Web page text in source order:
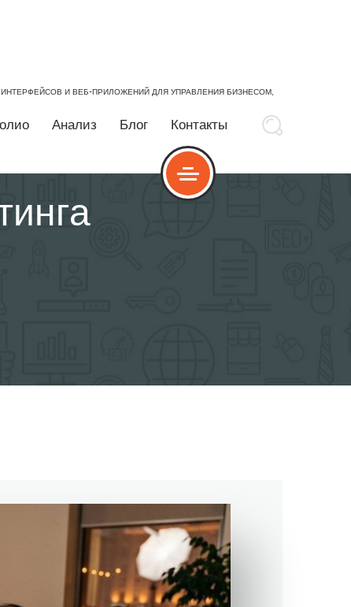
И ВЕБ-ПРИЛОЖЕНИЙ ДЛЯ УПРАВЛЕНИЯ БИЗНЕСОМ,
Анализ Блог Контакты